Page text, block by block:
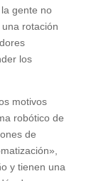
gente no
rotación
los
motivos
robótico de
de
y tienen una